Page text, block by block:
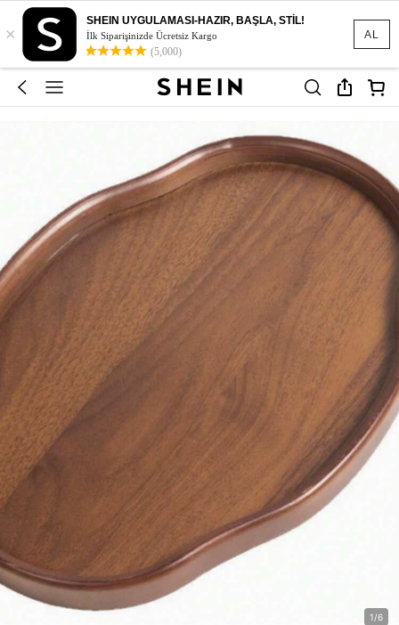
AL
×
SHEIN UYGULAMASI-HAZIR, BAŞLA, STİL!
İlk Siparişinizde Ücretsiz Kargo
(5,000)
1/6